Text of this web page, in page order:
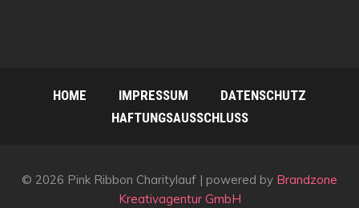
HOME IMPRESSUM
DATENSCHUTZ
HAFTUNGSAUSSCHLUSS
© 2026 Pink Ribbon Charitylauf | powered by Brandzone
Kreativagentur GmbH